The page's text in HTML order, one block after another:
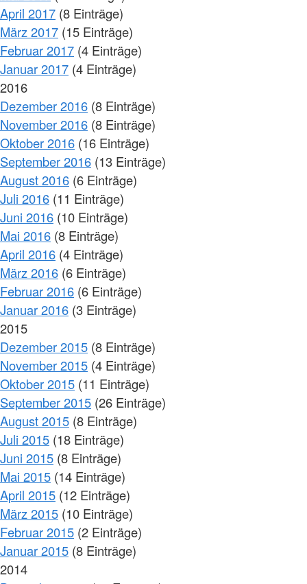
April 2017 (8 Einträge)
März 2017 (15 Einträge)
Februar 2017 (4 Einträge)
Januar 2017 (4 Einträge)
2016
Dezember 2016 (8 Einträge)
November 2016 (8 Einträge)
Oktober 2016 (16 Einträge)
September 2016 (13 Einträge)
August 2016 (6 Einträge)
Juli 2016 (11 Einträge)
Juni 2016 (10 Einträge)
Mai 2016 (8 Einträge)
April 2016 (4 Einträge)
März 2016 (6 Einträge)
Februar 2016 (6 Einträge)
Januar 2016 (3 Einträge)
2015
Dezember 2015 (8 Einträge)
November 2015 (4 Einträge)
Oktober 2015 (11 Einträge)
September 2015 (26 Einträge)
August 2015 (8 Einträge)
Juli 2015 (18 Einträge)
Juni 2015 (8 Einträge)
Mai 2015 (14 Einträge)
April 2015 (12 Einträge)
März 2015 (10 Einträge)
Februar 2015 (2 Einträge)
Januar 2015 (8 Einträge)
2014